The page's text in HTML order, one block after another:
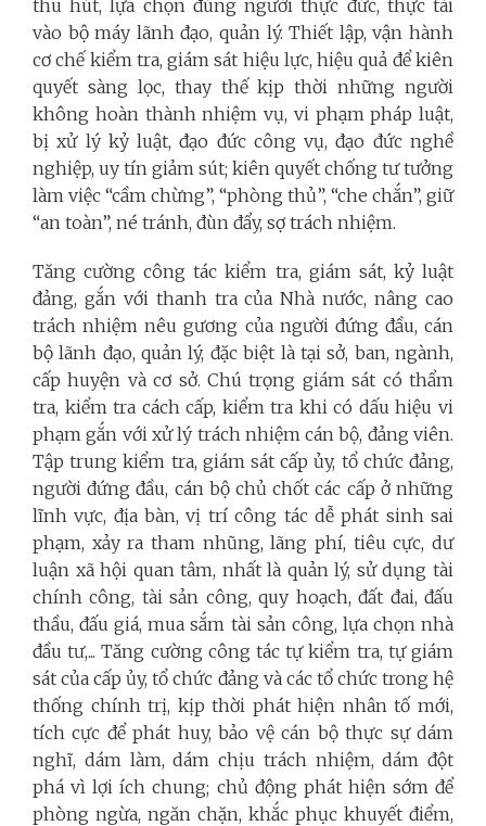
thu hút, lựa chọn đúng người thực đức, thực tài
vào bộ máy lãnh đạo, quản lý. Thiết lập, vận hành
cơ chế kiểm tra, giám sát hiệu lực, hiệu quả để kiên
quyết sàng lọc, thay thế kịp thời những người
không hoàn thành nhiệm vụ, vi phạm pháp luật,
bị xử lý kỷ luật, đạo đức công vụ, đạo đức nghề
nghiệp, uy tín giảm sút; kiên quyết chống tư tưởng
làm việc “cầm chừng”, “phòng thủ”, “che chắn”, giữ
“an toàn”, né tránh, đùn đẩy, sợ trách nhiệm.
Tăng cường công tác kiểm tra, giám sát, kỷ luật
đảng, gắn với thanh tra của Nhà nước, nâng cao
trách nhiệm nêu gương của người đứng đầu, cán
bộ lãnh đạo, quản lý, đặc biệt là tại sở, ban, ngành,
cấp huyện và cơ sở. Chú trọng giám sát có thẩm
tra, kiểm tra cách cấp, kiểm tra khi có dấu hiệu vi
phạm gắn với xử lý trách nhiệm cán bộ, đảng viên.
Tập trung kiểm tra, giám sát cấp ủy, tổ chức đảng,
người đứng đầu, cán bộ chủ chốt các cấp ở những
lĩnh vực, địa bàn, vị trí công tác dễ phát sinh sai
phạm, xảy ra tham nhũng, lãng phí, tiêu cực, dư
luận xã hội quan tâm, nhất là quản lý, sử dụng tài
chính công, tài sản công, quy hoạch, đất đai, đấu
thầu, đấu giá, mua sắm tài sản công, lựa chọn nhà
đầu tư,... Tăng cường công tác tự kiểm tra, tự giám
sát của cấp ủy, tổ chức đảng và các tổ chức trong hệ
thống chính trị, kịp thời phát hiện nhân tố mới,
tích cực để phát huy, bảo vệ cán bộ thực sự dám
nghĩ, dám làm, dám chịu trách nhiệm, dám đột
phá vì lợi ích chung; chủ động phát hiện sớm để
phòng ngừa, ngăn chặn, khắc phục khuyết điểm,